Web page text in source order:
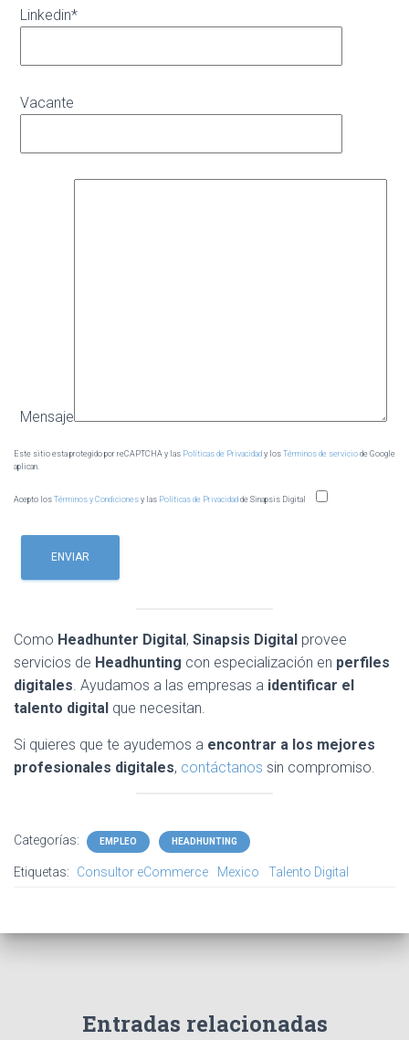
Linkedin*
Vacante
Mensaje
Este sitio esta protegido por reCAPTCHA y las Políticas de Privacidad y los Términos de servicio de Google
aplican.
Acepto los Términos y Condiciones y las Políticas de Privacidad de Sinapsis Digital
Como Headhunter Digital , Sinapsis Digital provee
servicios de Headhunting con especialización en perfiles
digitales. Ayudamos a las empresas a identificar el
talento digital que necesitan.
Si quieres que te ayudemos a encontrar a los mejores
profesionales digitales, contáctanos sin compromiso.
Categorías: EMPLEO HEADHUNTING
Etiquetas: Consultor eCommerce Mexico Talento Digital
Entradas relacionadas